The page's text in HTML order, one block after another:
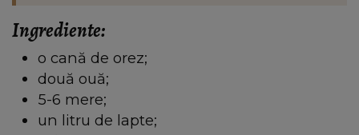
Ingrediente:
o cană de orez;
două ouă;
5-6 mere;
un litru de lapte;